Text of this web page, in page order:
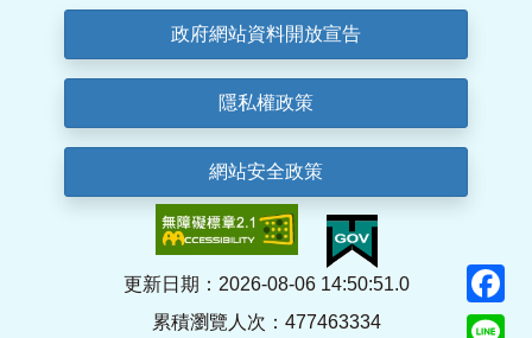
政府網站資料開放宣告
隱私權政策
網站安全政策
更新日期：2026-08-06 14:50:51.0
累積瀏覽人次：477463334